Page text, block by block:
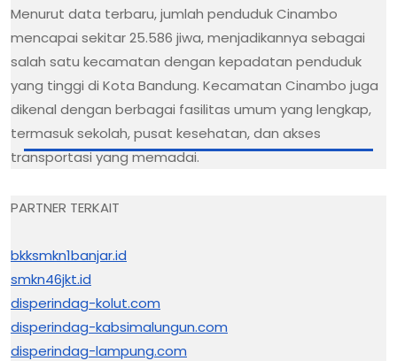
Menurut data terbaru, jumlah penduduk Cinambo
mencapai sekitar 25.586 jiwa, menjadikannya sebagai
salah satu kecamatan dengan kepadatan penduduk
yang tinggi di Kota Bandung. Kecamatan Cinambo juga
dikenal dengan berbagai fasilitas umum yang lengkap,
termasuk sekolah, pusat kesehatan, dan akses
transportasi yang memadai.
PARTNER TERKAIT
bkksmkn1banjar.id
smkn46jkt.id
disperindag-kolut.com
disperindag-kabsimalungun.com
disperindag-lampung.com